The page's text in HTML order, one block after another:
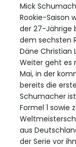
Mick
Rookie-Saison
der 27-Jährige
dem sechsten
Däne Christian
Weiter geht es
Mai, in der
bereits die
Schumacher
Formel 1 sowie
aus
der Serie vor